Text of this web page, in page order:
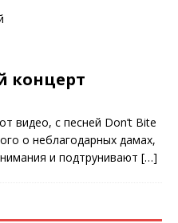
концерт
видео, с песней Don’t Bite
о неблагодарных дамах,
и подтрунивают […]